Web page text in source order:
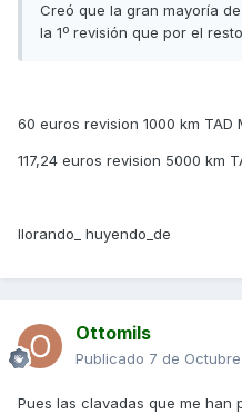
Creó que la gran mayoría
la 1º revisión que por el resto
60 euros revision 1000 km TAD
117,24 euros revision 5000 km
llorando_ huyendo_de
Ottomils
Publicado 7 de
Pues las clavadas que me han